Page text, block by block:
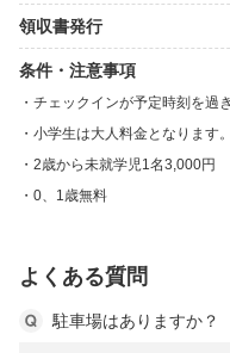
領収書発行
条件・注意事項
チェックインが予定時刻を過
小学生は大人料金となります。
2歳から未就学児1名3,000円
0、1歳無料
よくある質問
駐車場はありますか？